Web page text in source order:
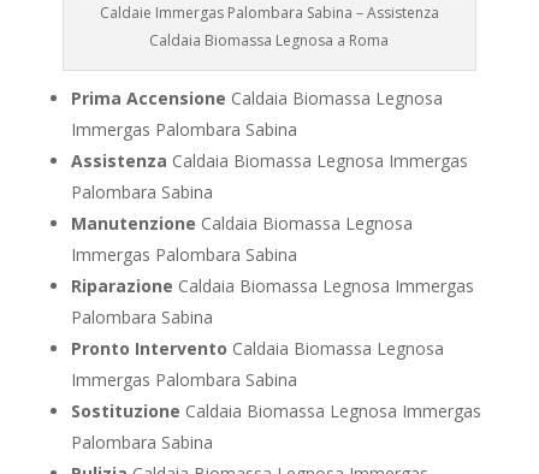
Caldaie Immergas Palombara Sabina – Assistenza
Caldaia Biomassa Legnosa a Roma
Prima Accensione Caldaia Biomassa Legnosa
Immergas Palombara Sabina
Assistenza Caldaia Biomassa Legnosa Immergas
Palombara Sabina
Manutenzione Caldaia Biomassa Legnosa
Immergas Palombara Sabina
Riparazione Caldaia Biomassa Legnosa Immergas
Palombara Sabina
Pronto Intervento Caldaia Biomassa Legnosa
Immergas Palombara Sabina
Sostituzione Caldaia Biomassa Legnosa Immergas
Palombara Sabina